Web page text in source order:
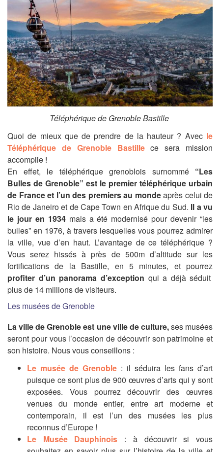
Téléphérique de Grenoble Bastille
Quoi de mieux que de prendre de la hauteur ? Avec le
Téléphérique de Grenoble Bastillece sera mission
accomplie !
En effet, le téléphérique grenoblois surnommé“Les
Bulles de Grenoble” est le premier téléphérique urbain
de France et l’un des premiers au mondeaprès celui de
Rio de Janeiro et de Cape Town en Afrique du Sud. Il a vu
le jour en 1934mais a été modernisé pour devenir “les
bulles” en 1976, à travers lesquelles vous pourrez admirer
la ville, vue d’en haut. L’avantage de ce téléphérique ?
Vous serez hissés à près de 500m d’altitude sur les
fortifications de la Bastille, en 5 minutes, et pourrez
profiter d’un panorama d’exception qui a déjà séduit
plus de 14 millions de visiteurs.
Les musées de Grenoble
La ville de Grenoble est une ville de culture,ses musées
seront pour vous l’occasion de découvrir son patrimoine et
son histoire. Nous vous conseillons :
Le musée de Grenoble : il séduira les fans d’art
puisque ce sont plus de 900 œuvres d’arts qui y sont
exposées. Vous pourrez découvrir des œuvres
venues du monde entier, entre art moderne et
contemporain, il est l’un des musées les plus
reconnus d’Europe !
Le Musée Dauphinois
: à découvrir si vous